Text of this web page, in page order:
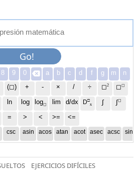
presión matemática
Go!
8 9 0  a b c d f g m
n
(◻) + - × / ÷ ◻2 ◻◻
ln log log◻ lim d/dx D□
x
∫ ∫◻
= > < >= <=
csc asin acos atan acot asec acsc sinh
EJERCICIOS DIFÍCILES